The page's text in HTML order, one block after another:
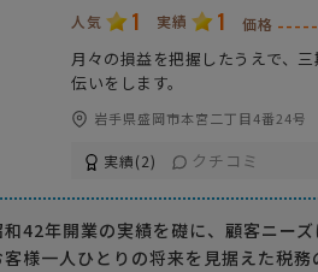
人気 1 実績 1 価格 -----
月々の損益を把握したうえで、
伝いをします。
岩手県盛岡市本宮二丁目4番24号
実績(2) クチコミ
和42年開業の実績を礎に、顧客ニー
客様一人ひとりの将来を見据えた税務